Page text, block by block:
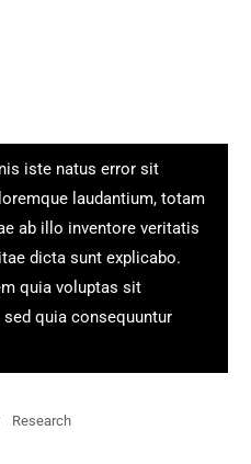
iste natus error sit
laudantium, totam
ab illo inventore veritatis
dicta sunt explicabo.
quia voluptas sit
quia consequuntur
Research